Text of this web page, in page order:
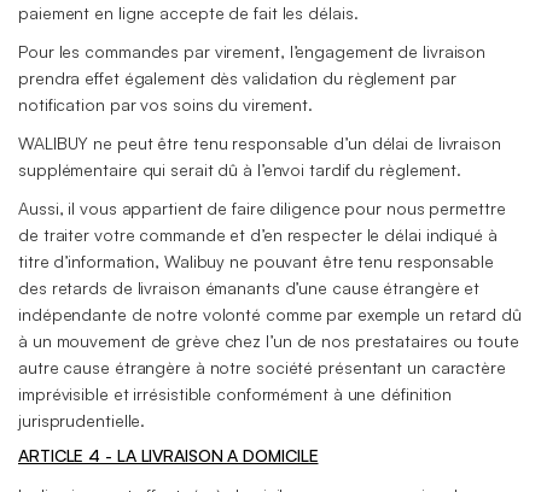
paiement en ligne accepte de fait les délais.
Pour les commandes par virement, l’engagement de livraison
prendra effet également dès validation du règlement par
notification par vos soins du virement.
WALIBUY ne peut être tenu responsable d’un délai de livraison
supplémentaire qui serait dû à l’envoi tardif du règlement.
Aussi, il vous appartient de faire diligence pour nous permettre
de traiter votre commande et d’en respecter le délai indiqué à
titre d’information, Walibuy ne pouvant être tenu responsable
des retards de livraison émanants d’une cause étrangère et
indépendante de notre volonté comme par exemple un retard dû
à un mouvement de grève chez l’un de nos prestataires ou toute
autre cause étrangère à notre société présentant un caractère
imprévisible et irrésistible conformément à une définition
jurisprudentielle.
ARTICLE 4 - LA LIVRAISON A DOMICILE